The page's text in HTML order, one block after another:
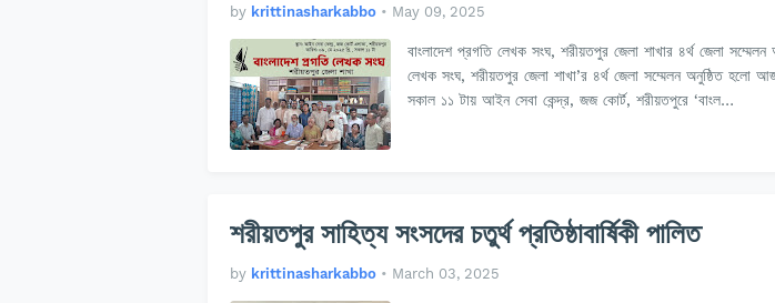
by krittinasharkabbo • May 09, 2025
বাংলাদেশ প্রগতি লেখক সংঘ, শরীয়তপুর জেলা শাখার ৪র্থ জেলা সম্মেলন
লেখক সংঘ, শরীয়তপুর জেলা শাখা’র ৪র্থ জেলা সম্মেলন অনুষ্ঠিত হলো
সকাল ১১ টায় আইন সেবা কেন্দ্র, জজ কোর্ট, শরীয়তপুরে ‘বাংল…
শরীয়তপুর সাহিত্য সংসদের চতুর্থ প্রতিষ্ঠাবার্ষিকী পালিত
by krittinasharkabbo • March 03, 2025